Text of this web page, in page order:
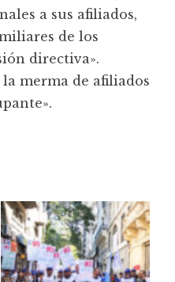
a sus afiliados,
de los
directiva».
merma de afiliados